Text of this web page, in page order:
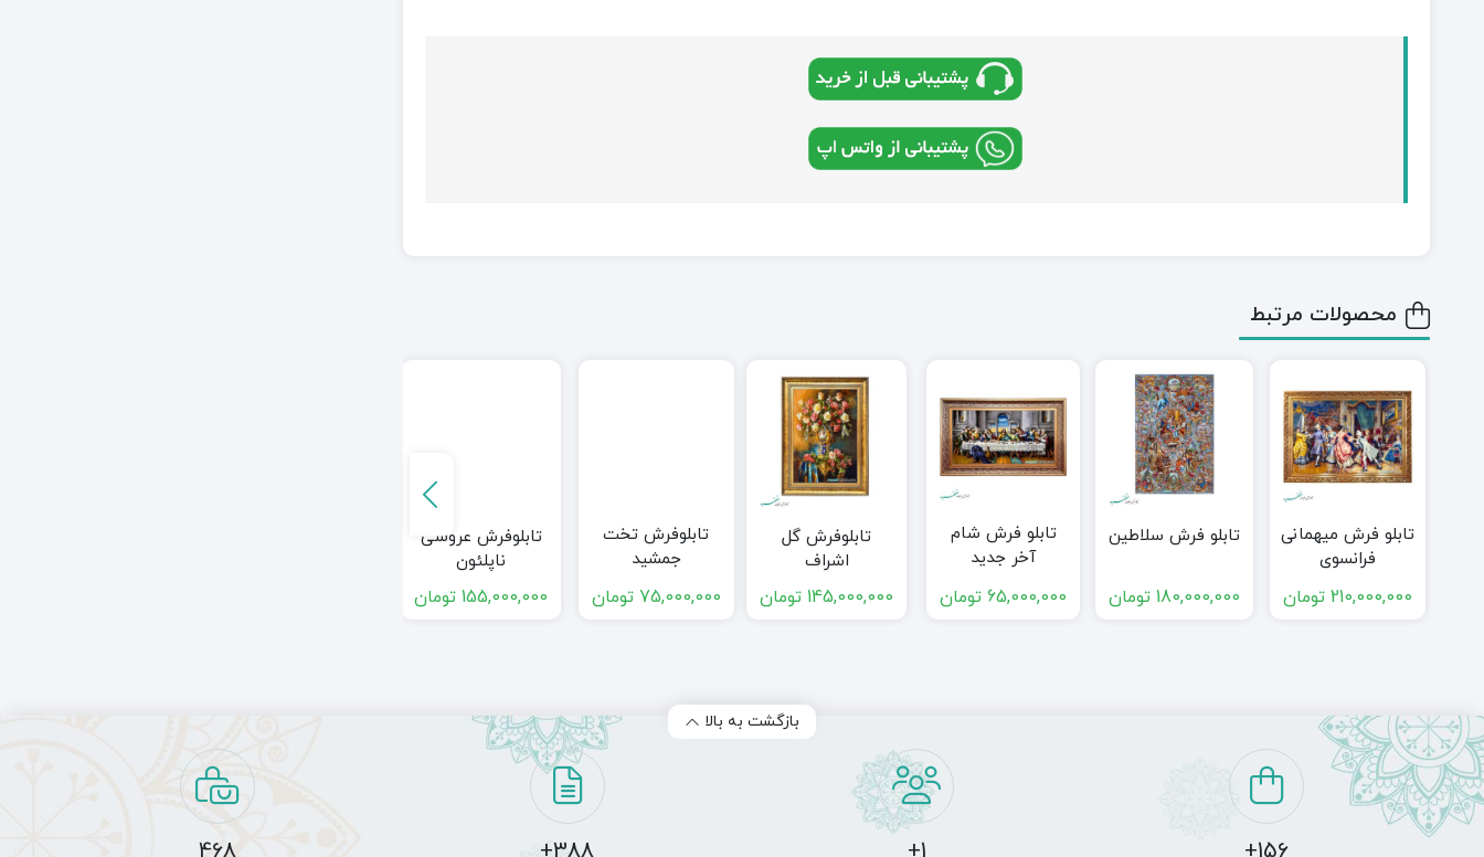
محصولات مرتبط
تابلو فرش میهمانی
فرانسوی
210,000,000 تومان
تابلو فرش سلاطین
180,000,000 تومان
تابلو فرش شام
آخر جدید
65,000,000 تومان
تابلوفرش گل
اشراف
145,000,000 تومان
تابلوفرش تخت
جمشید
75,000,000 تومان
تابلوفرش عروسی
ناپلئون
155,000,000 تومان
بازگشت به بالا